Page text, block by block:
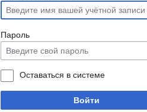
навигации
поиску
Пароль
Оставаться в системе
Войти